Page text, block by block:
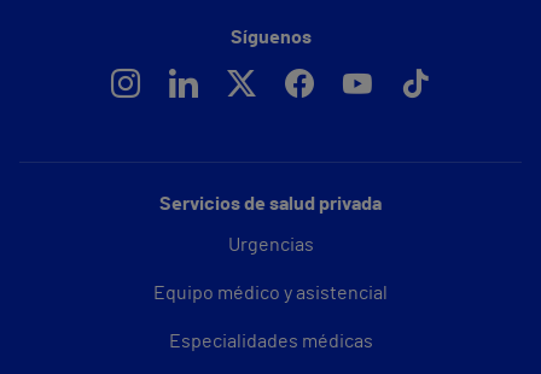
Servicios de salud privada
Urgencias
Equipo médico y asistencial
Especialidades médicas
Síguenos